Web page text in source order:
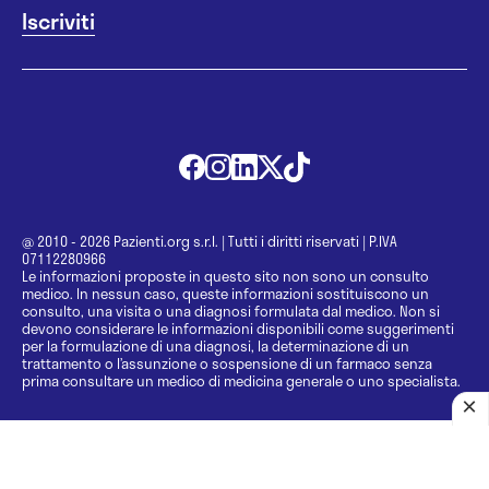
@ 2010 - 2026 Pazienti.org s.r.l. | Tutti i diritti riservati | P.IVA
07112280966
Le informazioni proposte in questo sito non sono un consulto
medico. In nessun caso, queste informazioni sostituiscono un
consulto, una visita o una diagnosi formulata dal medico. Non si
devono considerare le informazioni disponibili come suggerimenti
per la formulazione di una diagnosi, la determinazione di un
trattamento o l’assunzione o sospensione di un farmaco senza
prima consultare un medico di medicina generale o uno specialista.